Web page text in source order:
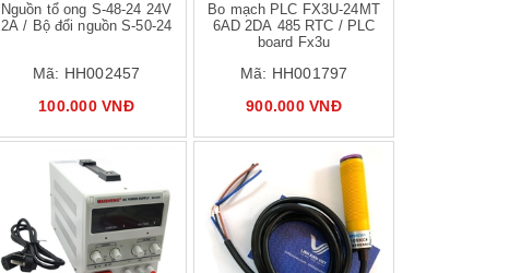
Nguồn tổ ong S-48-24 24V
2A / Bộ đổi nguồn S-50-24
Mã: HH002457
100.000 VNĐ
Bo mạch PLC FX3U-24MT
6AD 2DA 485 RTC / PLC
board Fx3u
Mã: HH001797
900.000 VNĐ